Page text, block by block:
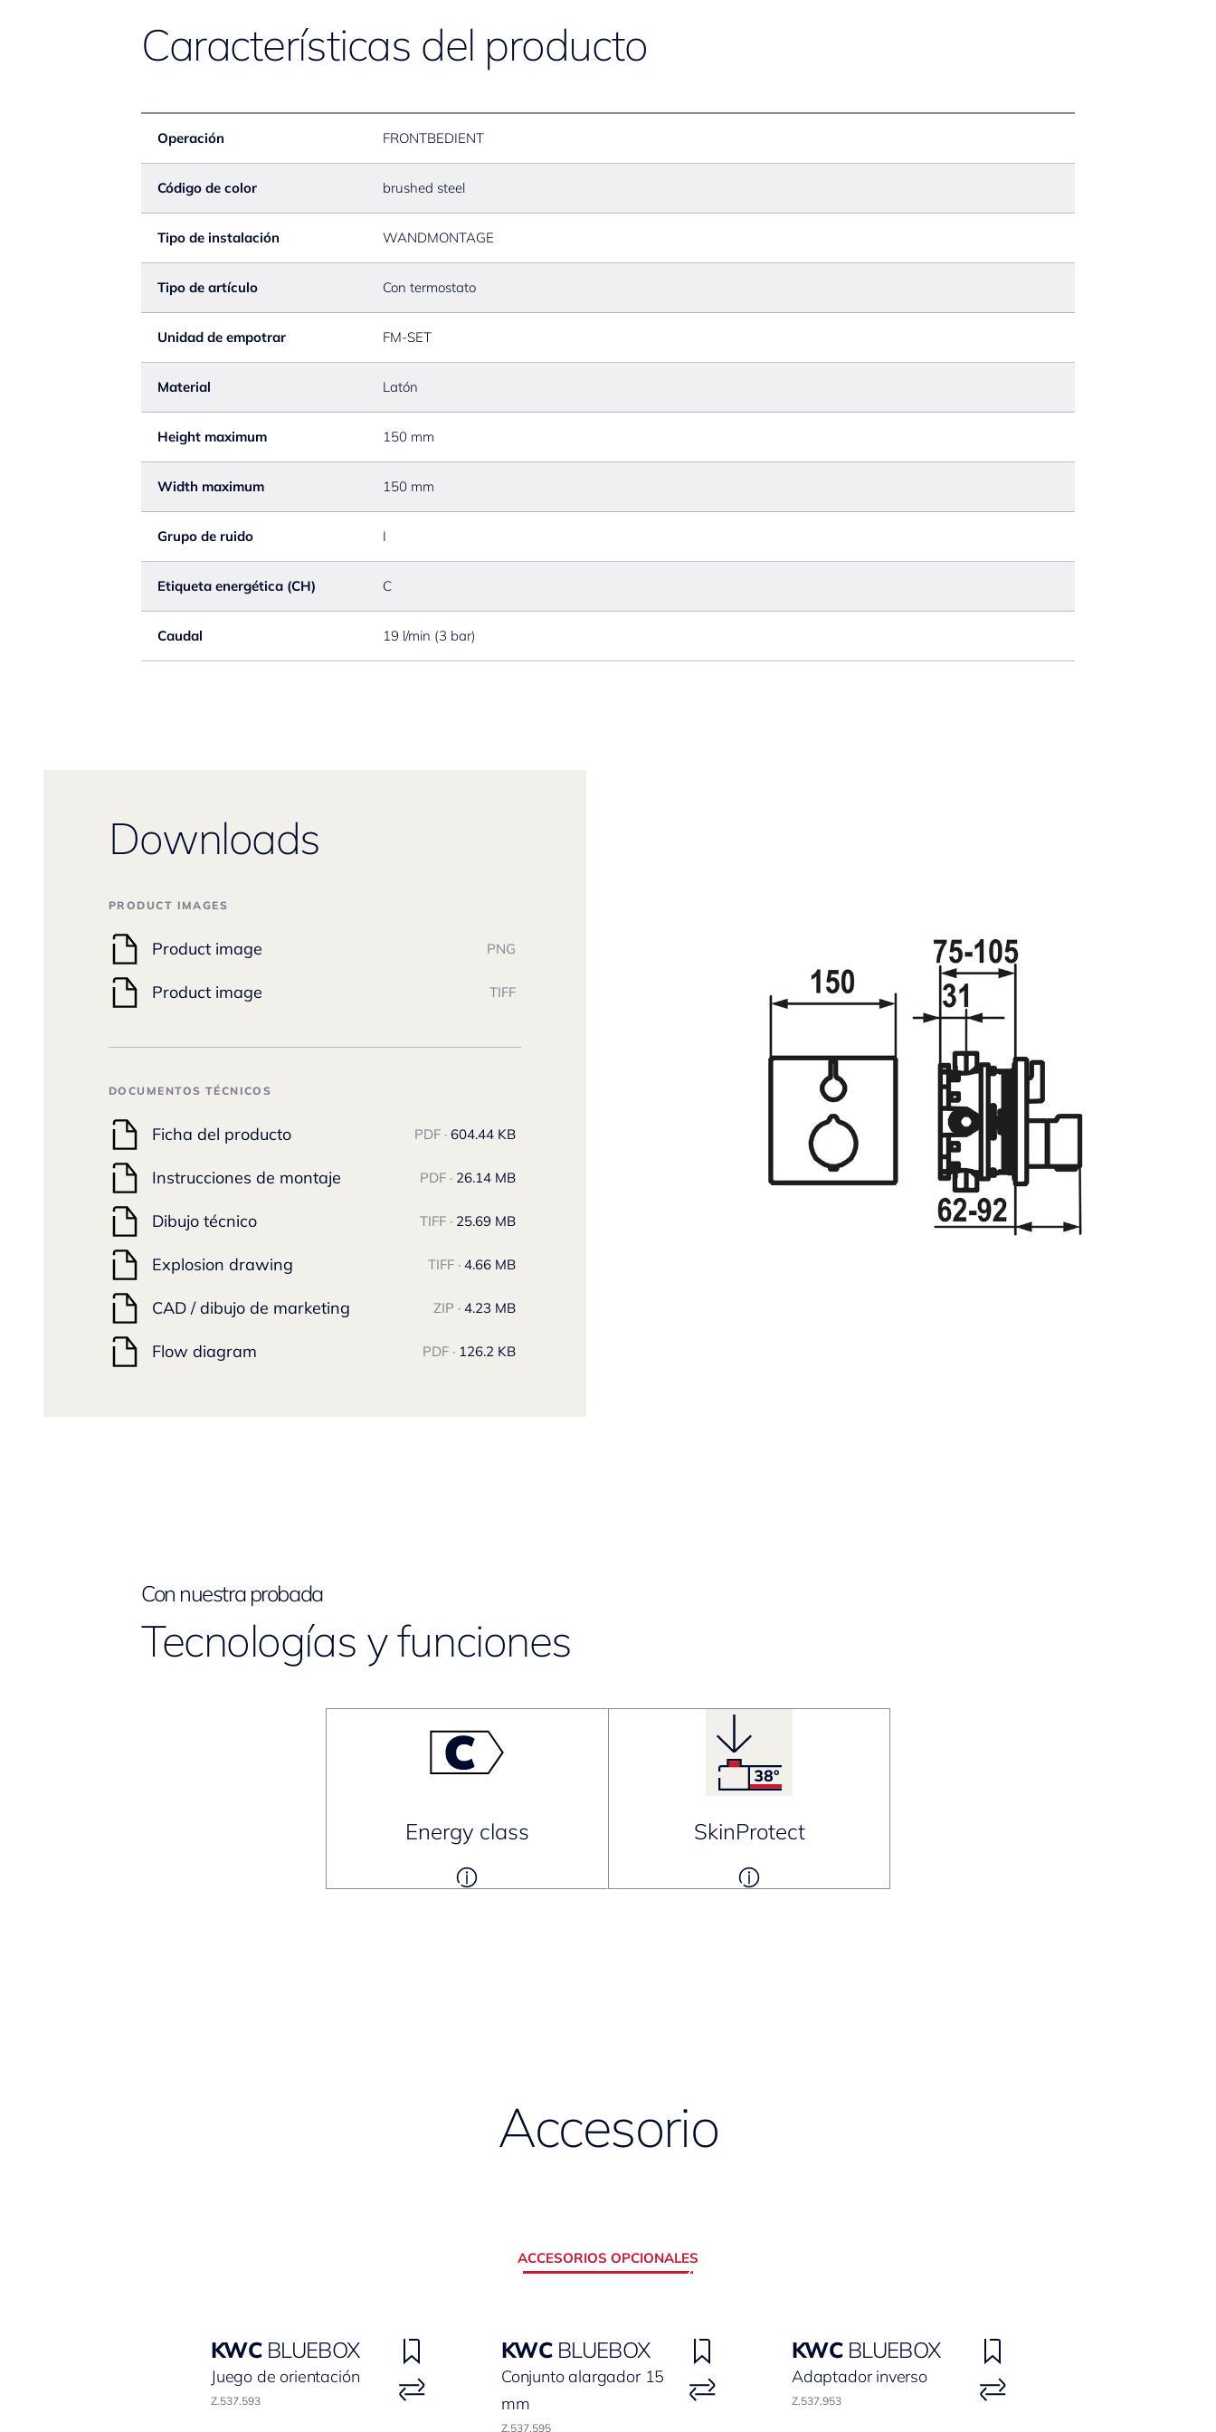
Características del producto
Operación FRONTBEDIENT
Código de color brushed steel
Tipo de instalación WANDMONTAGE
Tipo de artículo Con termostato
Unidad de empotrar FM-SET
Material Latón
Height maximum 150 mm
Width maximum 150 mm
Grupo de ruido I
Etiqueta energética (CH) C
Caudal 19 l/min (3 bar)
Downloads
PRODUCT IMAGES
Product image PNG
Product image TIFF
DOCUMENTOS TÉCNICOS
Ficha del producto PDF · 604.44 KB
Instrucciones de montaje PDF · 26.14 MB
Dibujo técnico TIFF · 25.69 MB
Explosion drawing TIFF · 4.66 MB
CAD / dibujo de marketing ZIP · 4.23 MB
Flow diagram PDF · 126.2 KB
Con nuestra probada
Tecnologías y funciones
Energy class SkinProtect
Accesorio
ACCESORIOS OPCIONALES
KWC BLUEBOX
Juego de orientación
Z.537.593
KWC BLUEBOX
Conjunto alargador 15
mm
Z.537.595
KWC BLUEBOX
Adaptador inverso
Z.537.953